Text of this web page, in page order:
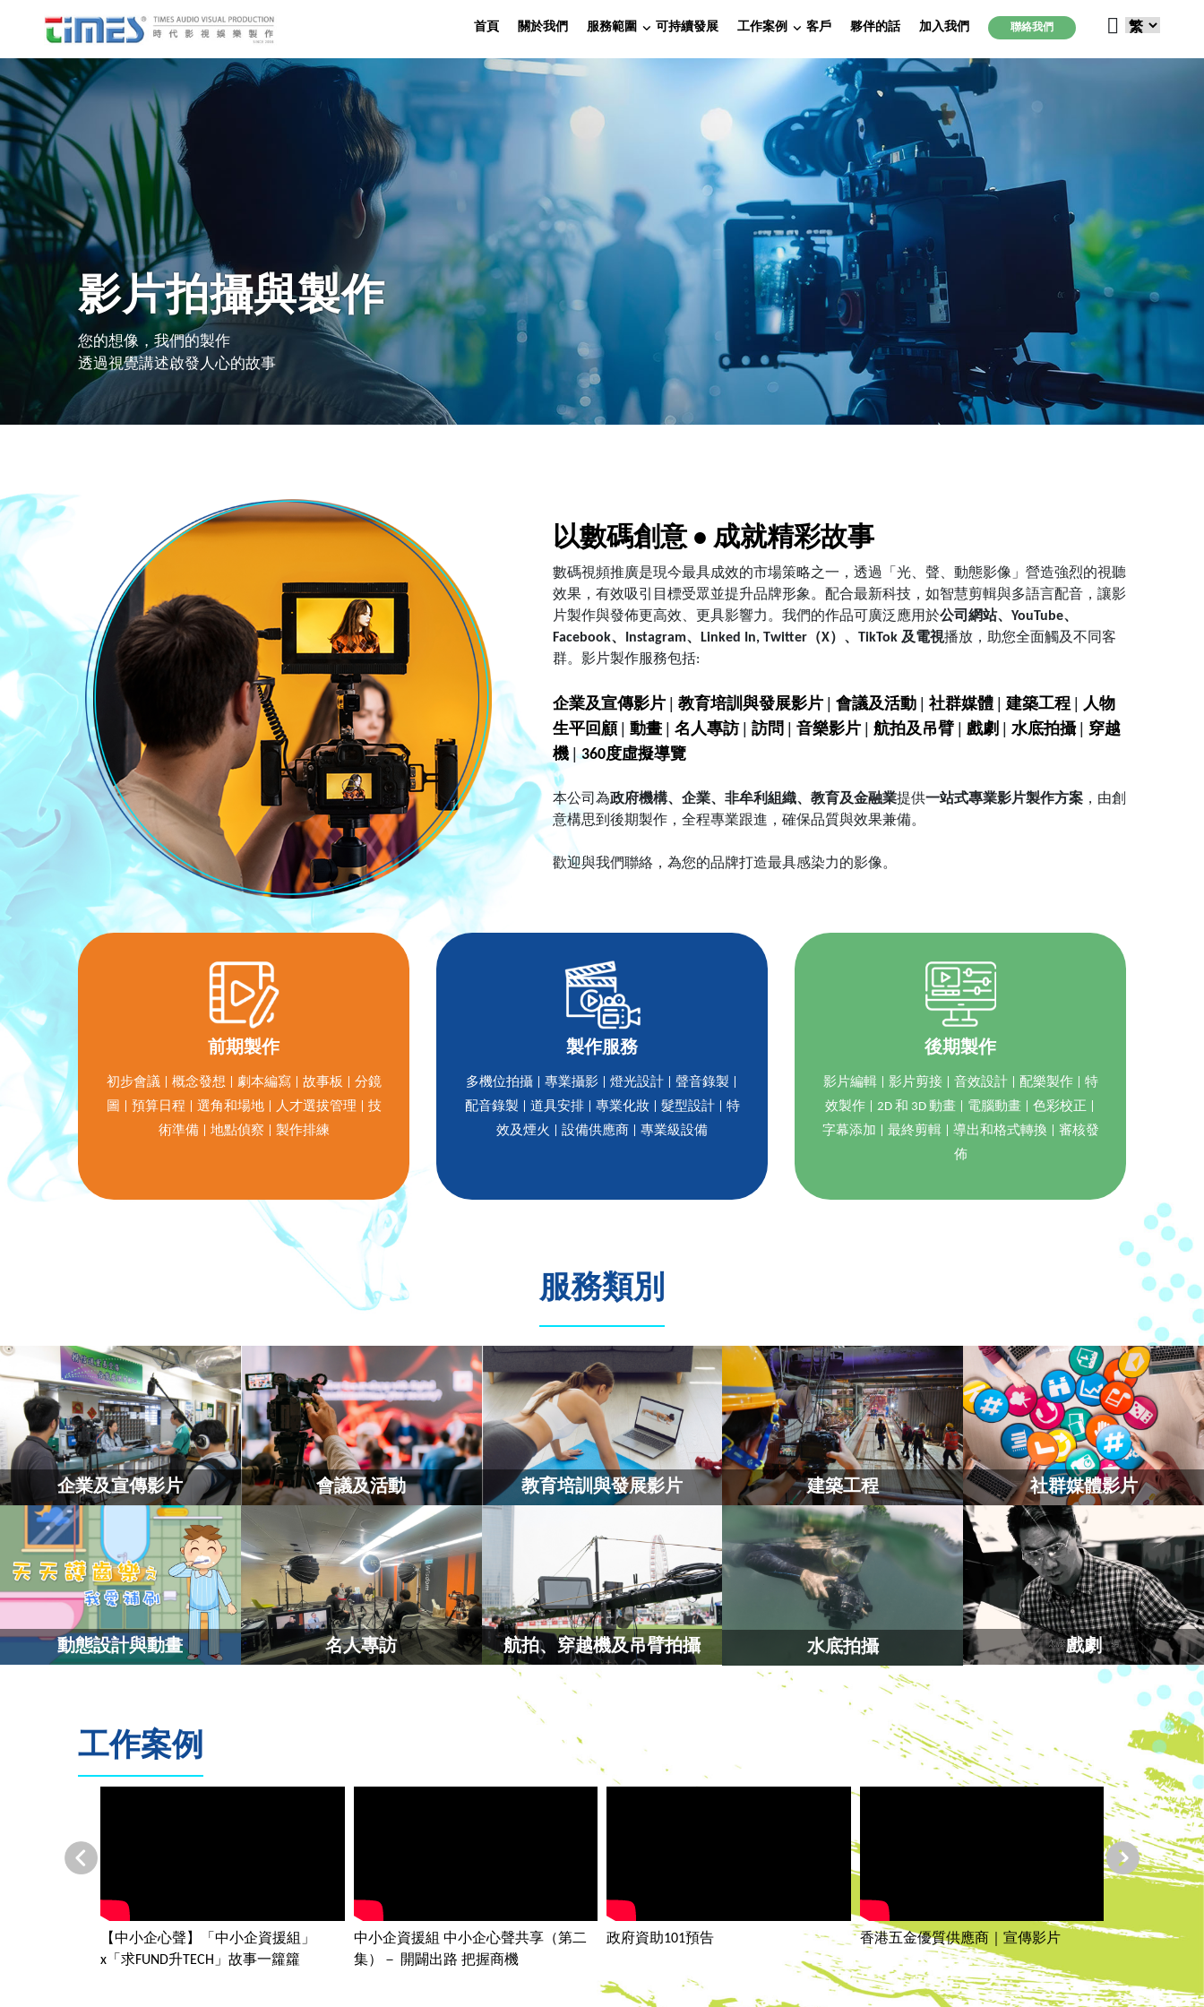
首頁 關於我們 服務範圍 可持續發展 工作案例 客戶 夥伴的話 加入我們 聯絡我們
影片拍攝與製作
您的想像，我們的製作
透過視覺講述啟發人心的故事
以數碼創意 • 成就精彩故事
數碼視頻推廣是現今最具成效的市場策略之一，透過「光、聲、動態影像」營造強烈的視聽
效果，有效吸引目標受眾並提升品牌形象。配合最新科技，如智慧剪輯與多語言配音，讓影
片製作與發佈更高效、更具影響力。我們的作品可廣泛應用於公司網站、YouTube、
Facebook、Instagram、Linked In, Twitter（X）、TikTok 及電視播放，助您全面觸及不同客
群。影片製作服務包括:
企業及宣傳影片 | 教育培訓與發展影片 | 會議及活動 | 社群媒體 | 建築工程 | 人物
生平回顧 | 動畫 | 名人專訪 | 訪問 | 音樂影片 | 航拍及吊臂 | 戲劇 | 水底拍攝 | 穿越
機 |360度虛擬導覽
本公司為政府機構、企業、非牟利組織、教育及金融業提供一站式專業影片製作方案 ，由創
意構思到後期製作，全程專業跟進，確保品質與效果兼備。
歡迎與我們聯絡，為您的品牌打造最具感染力的影像。
前期製作
初步會議 | 概念發想 | 劇本編寫 | 故事板 | 分鏡
圖 | 預算日程 | 選角和場地 | 人才選拔管理 | 技
術準備 | 地點偵察 | 製作排練
製作服務
多機位拍攝 | 專業攝影 | 燈光設計 | 聲音錄製 |
配音錄製 | 道具安排 | 專業化妝 | 髮型設計 | 特
效及煙火 | 設備供應商 | 專業級設備
後期製作
影片編輯 | 影片剪接 | 音效設計 | 配樂製作 | 特
效製作 | 2D 和 3D 動畫 | 電腦動畫 | 色彩校正 |
字幕添加 | 最終剪輯 | 導出和格式轉換 | 審核發
佈
服務類別
企業及宣傳影片 會議及活動 教育培訓與發展影片 建築工程 社群媒體影片
動態設計與動畫 名人專訪 航拍、穿越機及吊臂拍攝 水底拍攝 戲劇
工作案例
中小企資援組 中小企心聲共享（第二
集）－ 開闢出路 把握商機
政府資助101預告 香港五金優質供應商｜宣傳影片
「搵衫易」虛擬試衣應用程式—為行動
不便人士而設